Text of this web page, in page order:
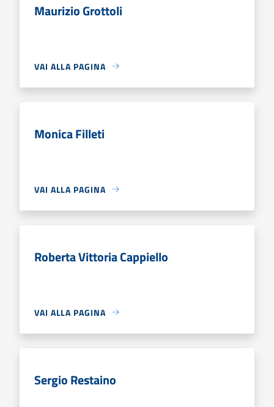
Maurizio Grottoli
VAI ALLA PAGINA
Monica Filleti
VAI ALLA PAGINA
Roberta Vittoria Cappiello
VAI ALLA PAGINA
Sergio Restaino